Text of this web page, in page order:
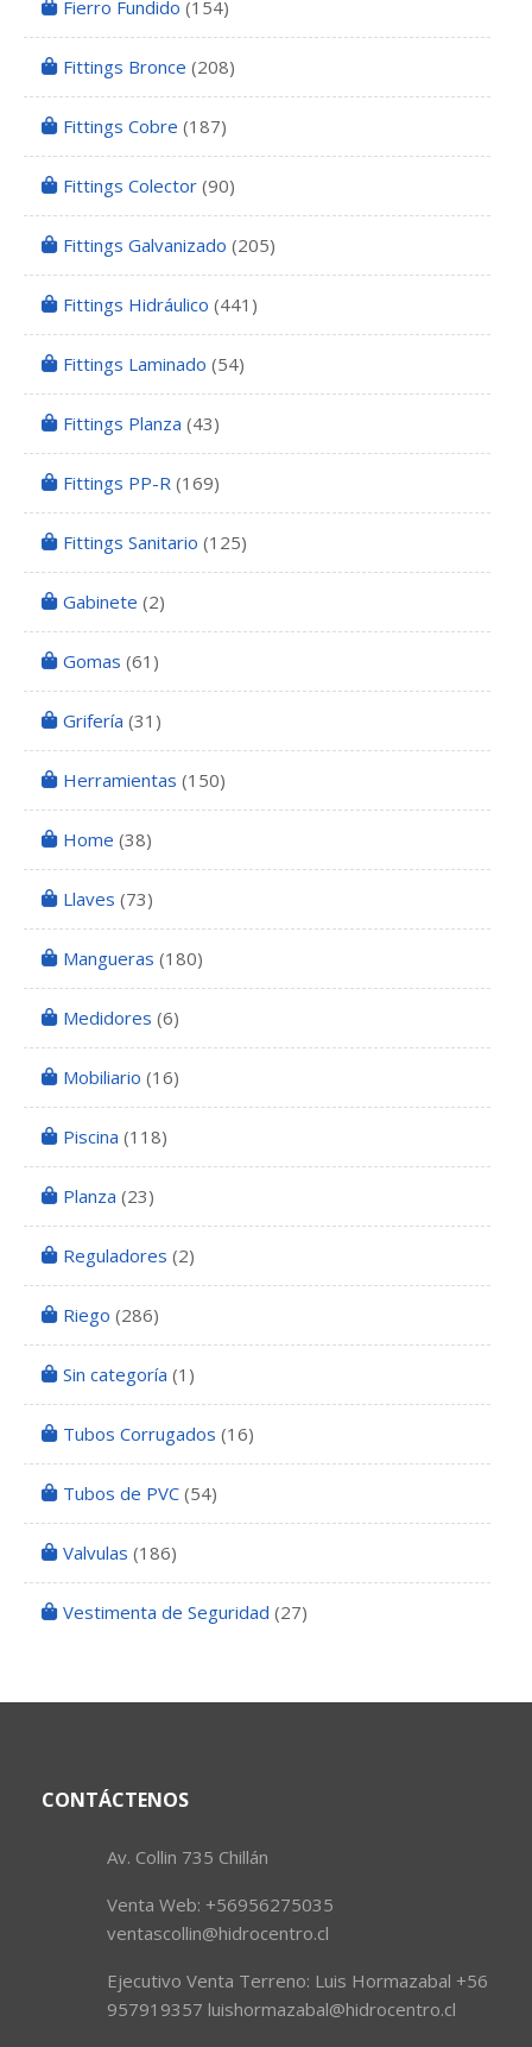
Fierro Fundido (154)
Fittings Bronce (208)
Fittings Cobre (187)
Fittings Colector (90)
Fittings Galvanizado (205)
Fittings Hidráulico (441)
Fittings Laminado (54)
Fittings Planza (43)
Fittings PP-R (169)
Fittings Sanitario (125)
Gabinete (2)
Gomas (61)
Grifería (31)
Herramientas (150)
Home (38)
Llaves (73)
Mangueras (180)
Medidores (6)
Mobiliario (16)
Piscina (118)
Planza (23)
Reguladores (2)
Riego (286)
Sin categoría (1)
Tubos Corrugados (16)
Tubos de PVC (54)
Valvulas (186)
Vestimenta de Seguridad (27)
CONTÁCTENOS
Av. Collin 735 Chillán
Venta Web: +56956275035
ventascollin@hidrocentro.cl
Ejecutivo Venta Terreno: Luis Hormazabal +56
957919357 luishormazabal@hidrocentro.cl